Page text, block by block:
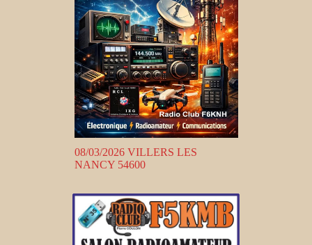
08/03/2026 VILLERS LES
NANCY 54600